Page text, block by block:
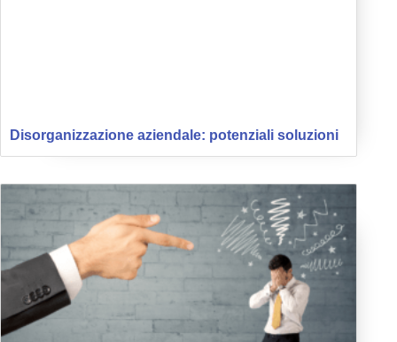
Disorganizzazione aziendale: potenziali soluzioni